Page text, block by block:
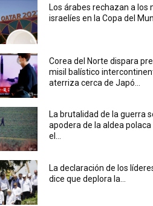
Los árabes rechazan a los
israelíes en la Copa del
Corea del Norte dispara
misil balístico
aterriza cerca de Japó...
La brutalidad de la guerra
apodera de la aldea polaca
el...
La declaración de los
dice que deplora la...